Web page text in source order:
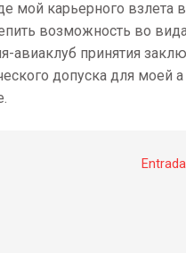
мой карьерного взлета
возможность во
авиаклуб принятия
допуска для моей